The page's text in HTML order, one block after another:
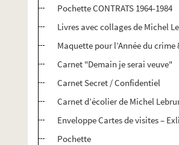
Pochette CONTRATS 1964-1984
Livres avec collages de Michel
Maquette pour l’Année du crime
Carnet "Demain je serai veuve"
Carnet Secret / Confidentiel
Carnet d’écolier de Michel
Enveloppe Cartes de visites –
Pochette